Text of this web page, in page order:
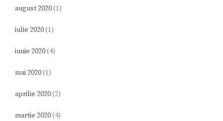
august 2020(1)
iulie 2020(1)
iunie 2020(4)
mai 2020(1)
aprilie 2020(2)
martie 2020(4)